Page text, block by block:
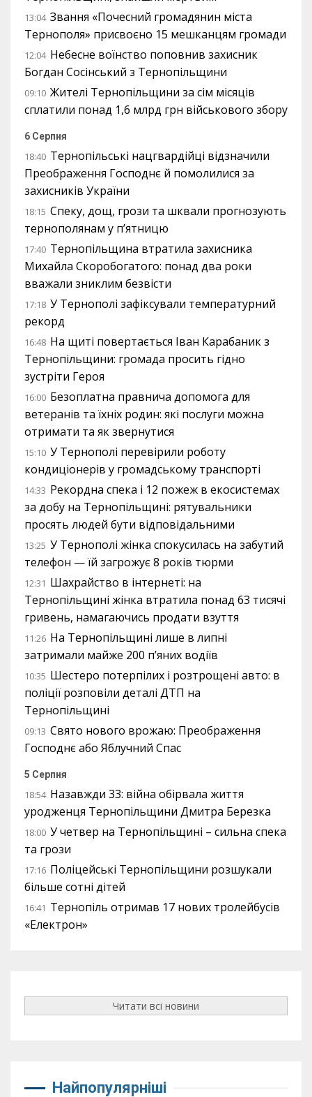
13:04 Звання «Почесний громадянин міста
Тернополя» присвоєно 15 мешканцям громади
12:04 Небесне воїнство поповнив захисник
Богдан Сосінський з Тернопільщини
09:10 Жителі Тернопільщини за сім місяців
сплатили понад 1,6 млрд грн військового збору
6 Серпня
18:40 Тернопільські нацгвардійці відзначили
Преображення Господнє й помолилися за
захисників України
18:15 Спеку, дощ, грози та шквали прогнозують
тернополянам у п’ятницю
17:40 Тернопільщина втратила захисника
Михайла Скоробогатого: понад два роки
вважали зниклим безвісти
17:18 У Тернополі зафіксували температурний
рекорд
16:48 На щиті повертається Іван Карабаник з
Тернопільщини: громада просить гідно
зустріти Героя
16:00 Безоплатна правнича допомога для
ветеранів та їхніх родин: які послуги можна
отримати та як звернутися
15:10 У Тернополі перевірили роботу
кондиціонерів у громадському транспорті
14:33 Рекордна спека і 12 пожеж в екосистемах
за добу на Тернопільщині: рятувальники
просять людей бути відповідальними
13:25 У Тернополі жінка спокусилась на забутий
телефон — їй загрожує 8 років тюрми
12:31 Шахрайство в інтернеті: на
Тернопільщині жінка втратила понад 63 тисячі
гривень, намагаючись продати взуття
11:26 На Тернопільщині лише в липні
затримали майже 200 п’яних водіїв
10:35 Шестеро потерпілих і розтрощені авто: в
поліції розповіли деталі ДТП на
Тернопільщині
09:13 Свято нового врожаю: Преображення
Господнє або Яблучний Спас
5 Серпня
18:54 Назавжди 33: війна обірвала життя
уродженця Тернопільщини Дмитра Березка
18:00 У четвер на Тернопільщині – сильна спека
та грози
17:16 Поліцейські Тернопільщини розшукали
більше сотні дітей
16:41 Тернопіль отримав 17 нових тролейбусів
«Електрон»
Читати всі новини
Найпопулярніші